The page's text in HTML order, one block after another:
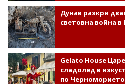
Дунав разкри
световна война
Gelato House
сладолед в
по Черноморието